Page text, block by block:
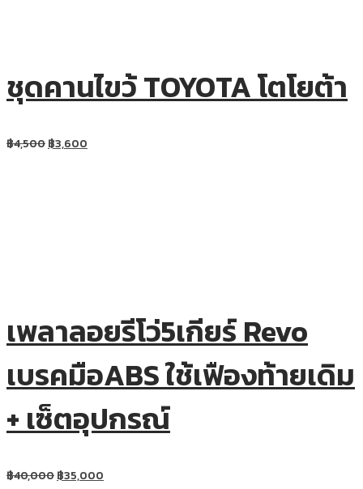
ชุดคานไขว้ TOYOTA โตโยต้า
฿4,500฿3,600
เพลาลอยรีโว่5เกียร์ Revo
เบรคมือABS ใช้เฟืองท้ายเดิม
+ เซ็ตอุปกรณ์
฿40,000฿35,000